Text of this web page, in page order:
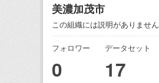
美濃加茂市
この組織には説明がありません
フォロワー
0
データセット
17